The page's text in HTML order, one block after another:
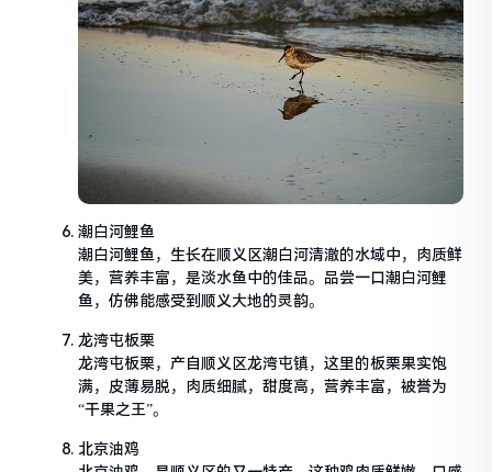
潮白河鲤鱼
潮白河鲤鱼，生长在顺义区潮白河清澈的水域中，肉质鲜
美，营养丰富，是淡水鱼中的佳品。品尝一口潮白河鲤
鱼，仿佛能感受到顺义大地的灵韵。
龙湾屯板栗
龙湾屯板栗，产自顺义区龙湾屯镇，这里的板栗果实饱
满，皮薄易脱，肉质细腻，甜度高，营养丰富，被誉为
“干果之王”。
北京油鸡